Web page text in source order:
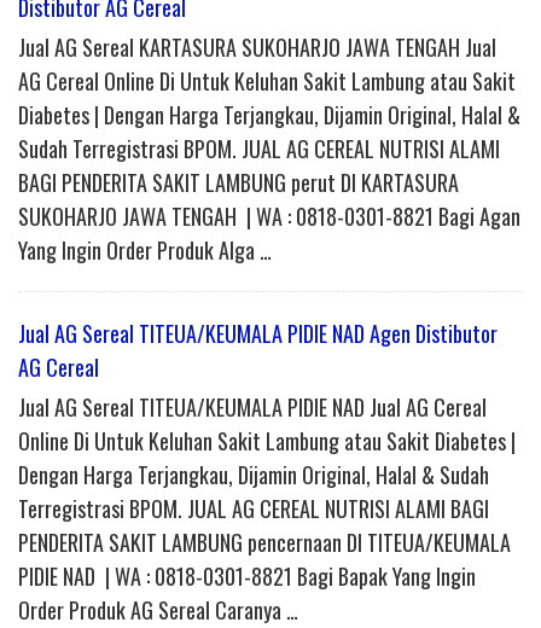
Distibutor AG Cereal
Jual AG Sereal KARTASURA SUKOHARJO JAWA TENGAH Jual
AG Cereal Online Di Untuk Keluhan Sakit Lambung atau Sakit
Diabetes | Dengan Harga Terjangkau, Dijamin Original, Halal &
Sudah Terregistrasi BPOM. JUAL AG CEREAL NUTRISI ALAMI
BAGI PENDERITA SAKIT LAMBUNG perut DI KARTASURA
SUKOHARJO JAWA TENGAH | WA : 0818-0301-8821 Bagi Agan
Yang Ingin Order Produk Alga …
Jual AG Sereal TITEUA/KEUMALA PIDIE NAD Agen Distibutor
AG Cereal
Jual AG Sereal TITEUA/KEUMALA PIDIE NAD Jual AG Cereal
Online Di Untuk Keluhan Sakit Lambung atau Sakit Diabetes |
Dengan Harga Terjangkau, Dijamin Original, Halal & Sudah
Terregistrasi BPOM. JUAL AG CEREAL NUTRISI ALAMI BAGI
PENDERITA SAKIT LAMBUNG pencernaan DI TITEUA/KEUMALA
PIDIE NAD | WA : 0818-0301-8821 Bagi Bapak Yang Ingin
Order Produk AG Sereal Caranya …